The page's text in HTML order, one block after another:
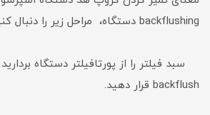
backflushing دستگاه، مراحل زیر را دنبال کنید:
سبد فیلتر را از پورتافیلتر دستگاه
backflush قرار دهید.